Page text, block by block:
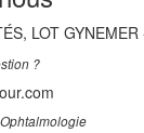
LOT
?